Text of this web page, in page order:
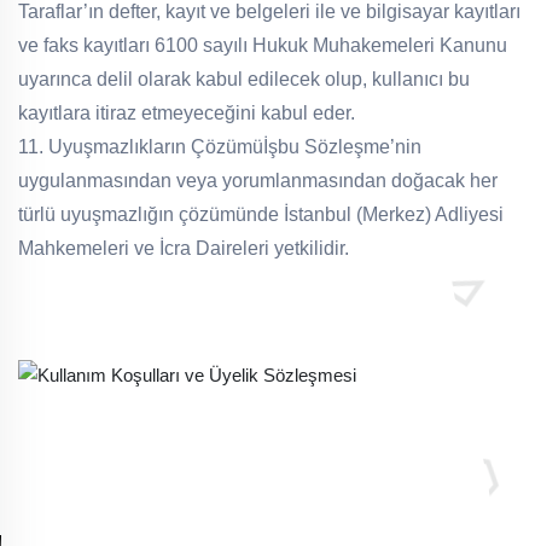
Taraflar’ın defter, kayıt ve belgeleri ile ve bilgisayar kayıtları
ve faks kayıtları 6100 sayılı Hukuk Muhakemeleri Kanunu
uyarınca delil olarak kabul edilecek olup, kullanıcı bu
kayıtlara itiraz etmeyeceğini kabul eder.
11. Uyuşmazlıkların Çözümü İşbu Sözleşme’nin
uygulanmasından veya yorumlanmasından doğacak her
türlü uyuşmazlığın çözümünde İstanbul (Merkez) Adliyesi
Mahkemeleri ve İcra Daireleri yetkilidir.